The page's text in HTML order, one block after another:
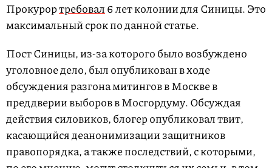
Прокурортребовал6 лет колонии для Синицы. Это
максимальный срок по данной статье.
Пост Синицы, из-за которого было возбуждено
уголовное дело, был опубликован в ходе
обсуждения разгона митингов в Москве в
преддверии выборов в Мосгордуму. Обсуждая
действия силовиков, блогер опубликовал твит,
касающийся деанонимизации защитников
правопорядка, а также последствий, с которыми,